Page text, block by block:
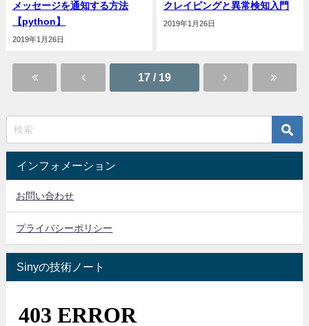
メッセージを通知する方法
【python】
2019年1月26日
クレイピングと異常検知入門
2019年1月26日
17 / 19
インフォメーション
お問い合わせ
プライバシーポリシー
Sinyの技術ノート